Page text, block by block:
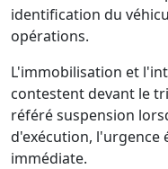
identification du
opérations.
L'immobilisation et
contestent devant le
référé suspension
d'exécution, l'urgence
immédiate.